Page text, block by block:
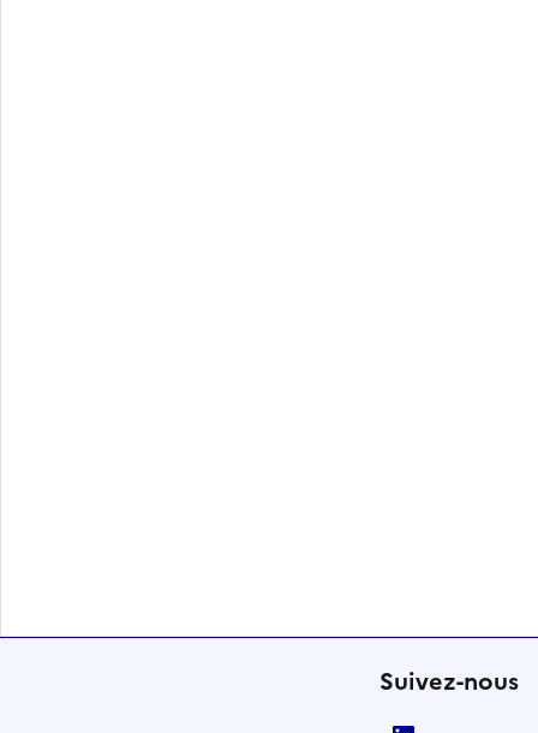
Suivez-nous